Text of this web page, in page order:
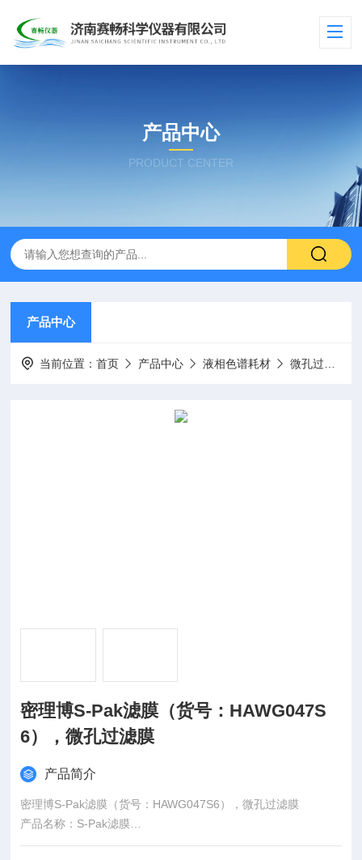
产品中心
PRODUCT CENTER
产品中心
当前位置：首页 产品中心 液相色谱耗材 微孔过滤膜
密理博S-Pak滤膜（货号：HAWG047S
6），微孔过滤膜
产品简介
密理博S-Pak滤膜（货号：HAWG047S6），微孔过滤膜
产品名称：S-Pak滤膜
产品规格：0.45um 47mm白色网格600片